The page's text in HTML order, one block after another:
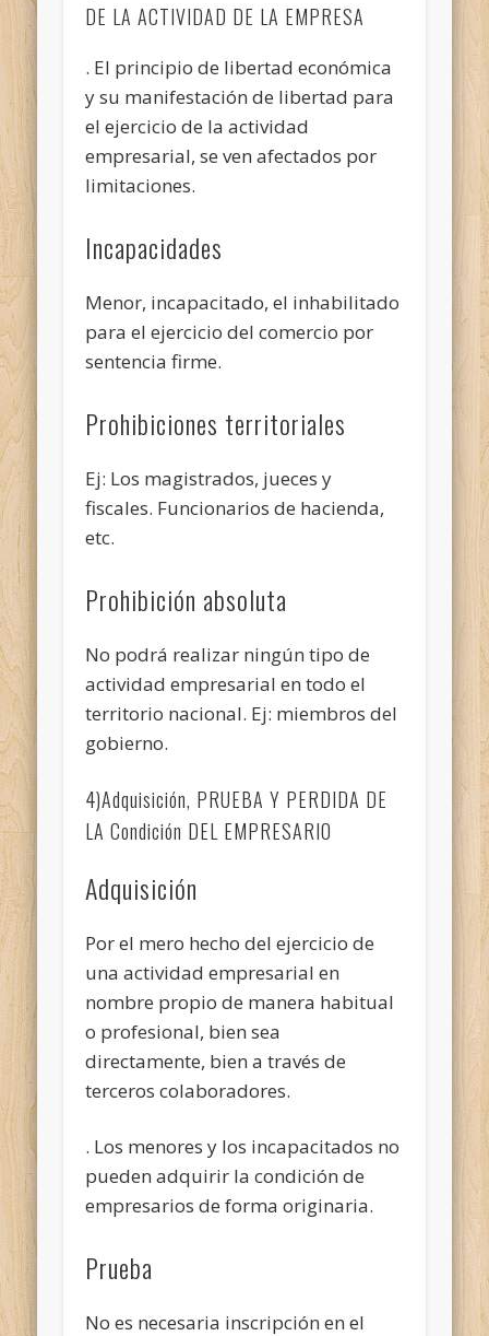
DE LA ACTIVIDAD DE LA EMPRESA
. El principio de libertad económica
y su manifestación de libertad para
el ejercicio de la actividad
empresarial, se ven afectados por
limitaciones.
Incapacidades
Menor, incapacitado, el inhabilitado
para el ejercicio del comercio por
sentencia firme.
Prohibiciones territoriales
Ej: Los magistrados, jueces y
fiscales. Funcionarios de hacienda,
etc.
Prohibición absoluta
No podrá realizar ningún tipo de
actividad empresarial en todo el
territorio nacional. Ej: miembros del
gobierno.
4)Adquisición, PRUEBA Y PERDIDA DE
LA Condición DEL EMPRESARIO
Adquisición
Por el mero hecho del ejercicio de
una actividad empresarial en
nombre propio de manera habitual
o profesional, bien sea
directamente, bien a través de
terceros colaboradores.
. Los menores y los incapacitados no
pueden adquirir la condición de
empresarios de forma originaria.
Prueba
No es necesaria inscripción en el